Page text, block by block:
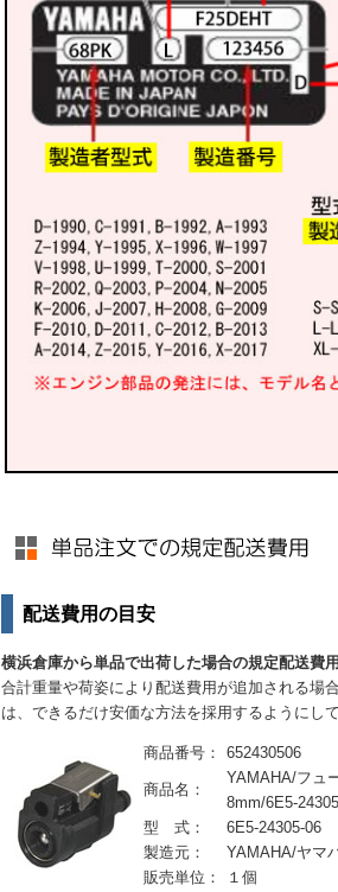
配送費用の目安
横浜倉庫から単品で出荷した場合の規定配送費
合計重量や荷姿により配送費用が追加される場
は、できるだけ安価な方法を採用するようにし
商品番号： 652430506
商品名：
YAMAHA/フュ
8mm/6E5-
型 式：
6E5-24305-06
製造元：
YAMAHA/ヤマ
販売単位：
１個